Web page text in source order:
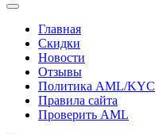
Главная
Скидки
Новости
Отзывы
Политика AML/KYC
Правила сайта
Проверить AML